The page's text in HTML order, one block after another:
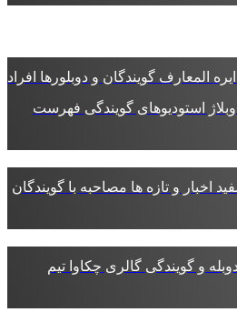
المعارف گویندگان و دوبلورها افراد
استودیوهای گویندگی فهرست
اخبار و تازه ها مصاحبه با گویندگان
و گویندگی گالری چکاوا تیم